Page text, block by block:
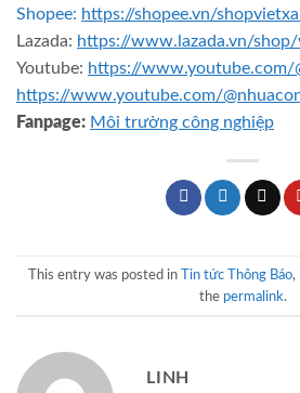
Shopee: https://shopee.vn/
Lazada: https://www.lazada.vn/
Youtube: https://
https://www.youtube.com/
Fanpage: Môi trường công nghiệp
This entry was posted in Tin tức Thông Báo,
the permalink.
LINH